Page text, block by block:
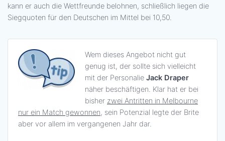
kann er auch die Wettfreunde belohnen, schließlich liegen die
Siegquoten für den Deutschen im Mittel bei 10,50.
Wem dieses Angebot nicht gut
genug ist, der sollte sich vielleicht
mit der Personalie Jack Draper
näher beschäftigen. Klar hat er bei
bisher zwei Antritten in Melbourne
nur ein Match gewonnen, sein Potenzial legte der Brite
aber vor allem im vergangenen Jahr dar.